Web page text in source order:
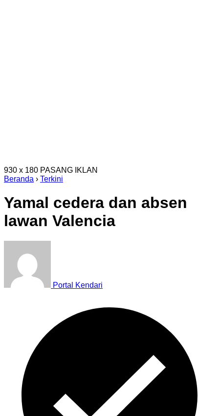
930 x 180 PASANG IKLAN
Beranda › Terkini
Yamal cedera dan absen
lawan Valencia
Portal Kendari